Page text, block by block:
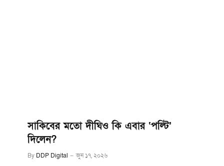
সাকিবের মতো দীঘিও কি এবার ‘পল্টি’
দিলেন?
By DDP Digital জুন ১৭, ২০২৬